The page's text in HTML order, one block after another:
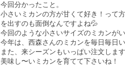
今回分かったこと。
小さいミカンの方が甘くて好き！って
を出すのも面倒なんですよね💦
今回のような小さいサイズのミカンが
今年は、西森さんのミカンを毎日毎日
また、来シーズンもいっぱい注文します
美味し〜いミカンを育てて下さいね！